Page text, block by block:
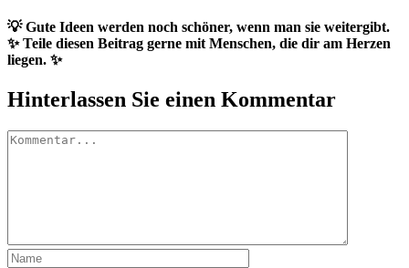
💡 Gute Ideen werden noch schöner, wenn man sie weitergibt.
✨ Teile diesen Beitrag gerne mit Menschen, die dir am Herzen
liegen. ✨
Facebook
LinkedIn
WhatsApp
Telegram
Pinterest
Xing
E-
Mail
Hinterlassen Sie einen Kommentar
Kommentar